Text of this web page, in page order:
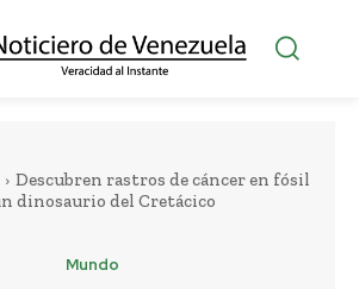
Descubren rastros de cáncer en fósil
dinosaurio del Cretácico
Mundo